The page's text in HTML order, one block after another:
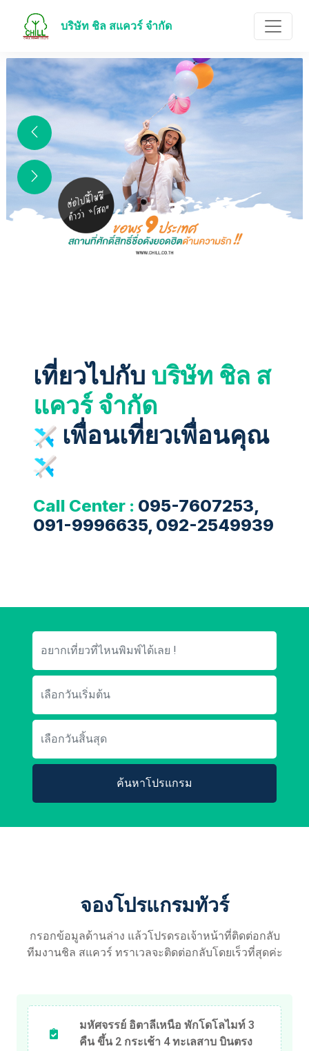
บริษัท ชิล สแควร์ จำกัด
เที่ยวไปกับ บริษัท ชิล ส
แควร์ จำกัด
เพื่อนเที่ยวเพื่อนคุณ
Call Center : 095-7607253,
091-9996635, 092-2549939
ค้นหาโปรแกรม
จองโปรแกรมทัวร์
กรอกข้อมูลด้านล่าง แล้วโปรดรอเจ้าหน้าที่ติดต่อกลับ
ทีมงานชิล สแควร์ ทราเวลจะติดต่อกลับโดยเร็วที่สุดค่ะ
มหัศจรรย์ อิตาลีเหนือ พักโดโลไมท์ 3
คืน ขึ้น 2 กระเช้า 4 ทะเลสาบ บินตรง